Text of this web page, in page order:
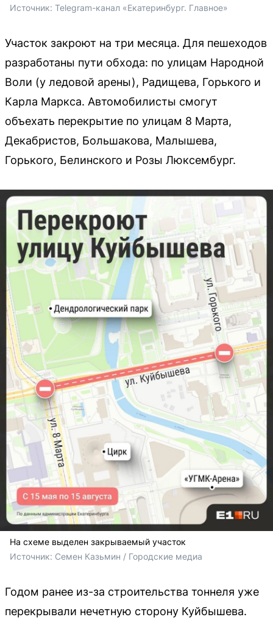
Источник: Telegram-канал «Екатеринбург. Главное»
Участок закроют на три месяца. Для пешеходов
разработаны пути обхода: по улицам Народной
Воли (у ледовой арены), Радищева, Горького и
Карла Маркса. Автомобилисты смогут
объехать перекрытие по улицам 8 Марта,
Декабристов, Большакова, Малышева,
Горького, Белинского и Розы Люксембург.
На схеме выделен закрываемый участок
Источник: Семен Казьмин / Городские медиа
Годом ранее из-за строительства тоннеля уже
перекрывали нечетную сторону Куйбышева.